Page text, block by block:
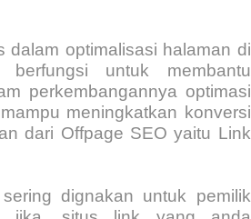
dalam optimalisasi halaman di
untuk membantu
perkembangannya optimasi
meningkatkan konversi
dari Offpage SEO yaitu Link
dignakan untuk pemilik